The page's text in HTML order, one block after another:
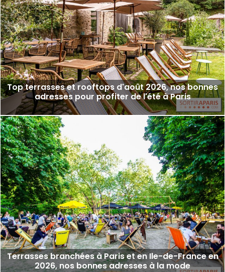
Top terrasses et rooftops d'août 2026, nos bonnes
adresses pour profiter de l'été à Paris
Terrasses branchées à Paris et en Ile-de-France en
2026, nos bonnes adresses à la mode